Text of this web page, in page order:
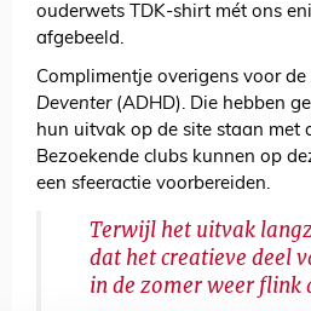
ouderwets TDK-shirt mét ons
afgebeeld.
Complimentje overigens voor de
Deventer (ADHD). Die hebben
hun uitvak op de site staan met
Bezoekende clubs kunnen op
een sfeeractie voorbereiden.
Terwijl het uitvak
dat het creatieve deel
in de zomer weer flink